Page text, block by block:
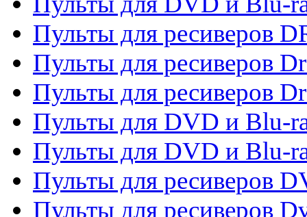
Пульты для ресиверов
Пульты для ресиверов
Пульты для ресиверов
Пульты для DVD и Blu-
Пульты для DVD и Blu-
Пульты для ресиверов
Пульты для ресиверов